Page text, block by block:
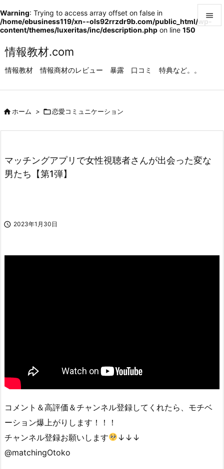
Warning: Trying to access array offset on false in
/home/ebusiness119/xn--ols92rrzdr9b.com/public_html/wp-
content/themes/luxeritas/inc/description.php on line 150
情報教材.com
情報教材 情報商材のレビュー 暴露 口コミ 特典など。。


ホーム > 恋愛コミュニケーション
マッチングアプリで女性視聴者さんが出会った変な
男たち【第1弾】
 2023年1月30日
コメント＆高評価＆チャンネル登録してくれたら、モチベ
ーション爆上がりします！！！
チャンネル登録お願いします
↓↓↓
@matchingOtoko